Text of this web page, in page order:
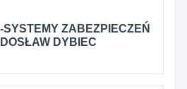
SYSTEMY ZABEZPIECZEŃ
DYBIEC